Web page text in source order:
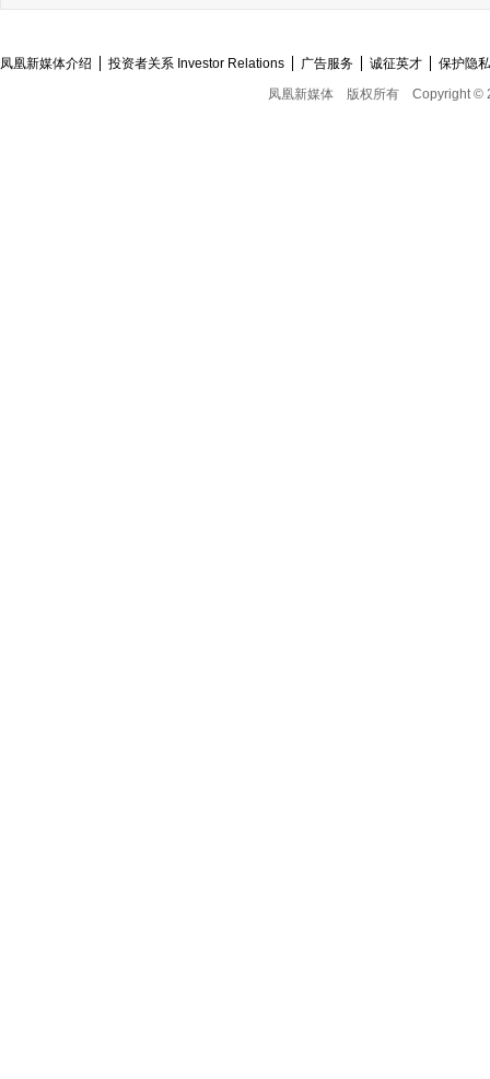
凤凰新媒体介绍 投资者关系 Investor Relations 广告服务 诚征英才
保护隐
凤凰新媒体
版权所有 Copyright ©